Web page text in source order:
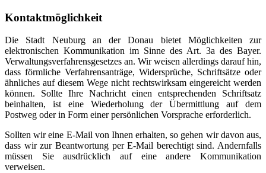
Kontaktmöglichkeit
Die Stadt Neuburg an der Donau bietet Möglichkeiten zur
elektronischen Kommunikation im Sinne des Art. 3a des Bayer.
Verwaltungsverfahrensgesetzes an. Wir weisen allerdings darauf hin,
dass förmliche Verfahrensanträge, Widersprüche, Schriftsätze oder
ähnliches auf diesem Wege nicht rechtswirksam eingereicht werden
können. Sollte Ihre Nachricht einen entsprechenden Schriftsatz
beinhalten, ist eine Wiederholung der Übermittlung auf dem
Postweg oder in Form einer persönlichen Vorsprache erforderlich.
Sollten wir eine E-Mail von Ihnen erhalten, so gehen wir davon aus,
dass wir zur Beantwortung per E-Mail berechtigt sind. Andernfalls
müssen Sie ausdrücklich auf eine andere Kommunikation
verweisen.